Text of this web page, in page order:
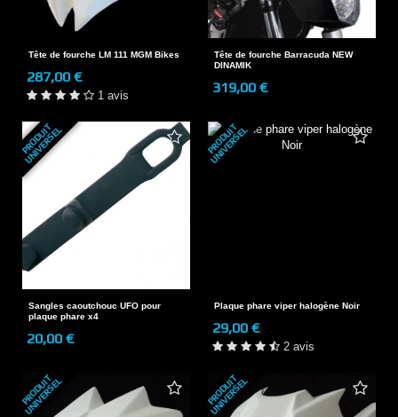
Tête de fourche LM 111 MGM Bikes
287,00 €
1 avis
Tête de fourche Barracuda NEW
DINAMIK
319,00 €
P
R
O
D
U
I
T
U
N
I
V
E
R
S
E
L
Sangles caoutchouc UFO pour
plaque phare x4
20,00 €
P
R
O
D
U
I
T
U
N
I
V
E
R
S
E
L
Plaque phare viper halogène Noir
29,00 €
2 avis
P
R
O
D
U
I
T
U
N
I
V
E
R
S
E
L P
R
O
D
U
I
T
U
N
I
V
E
R
S
E
L